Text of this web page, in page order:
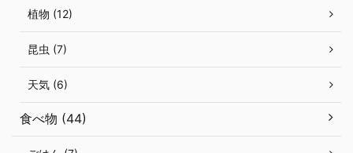
植物 (12)
昆虫 (7)
天気 (6)
食べ物 (44)